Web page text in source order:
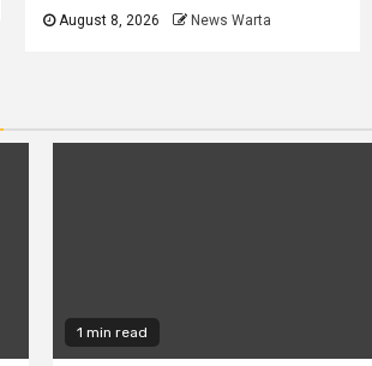
August 8, 2026 News Warta
1 min read